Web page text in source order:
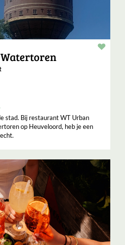
stad. Bij restaurant WT Urban
op Heuveloord, heb je een